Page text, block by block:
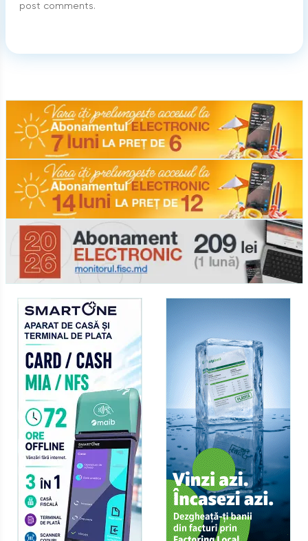
post comments.